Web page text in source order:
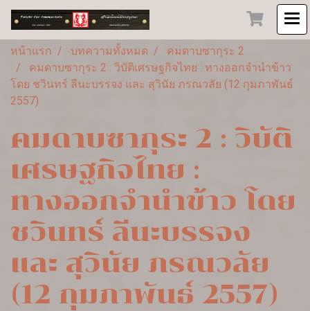
หน้าแรก บทความทั้งหมด
คมดาบซากุระ 2
คมดาบซากุระ 2 : วิบัติเศรษฐกิจไทย : ทางออกจำนำข้าว
โดย ชวินทร์ ลีนะบรรจง และ สุวินัย ภรณวลัย (12 กุมภาพันธ์
2557)
คมดาบซากุระ 2 : วิบัติ
เศรษฐกิจไทย :
ทางออกจำนำข้าว โดย
ชวินทร์ ลีนะบรรจง
และ สุวินัย ภรณวลัย
(12 กุมภาพันธ์ 2557)